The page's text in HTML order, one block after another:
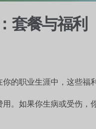
套餐与福利
的职业生涯中，这些福
。如果你生病或受伤